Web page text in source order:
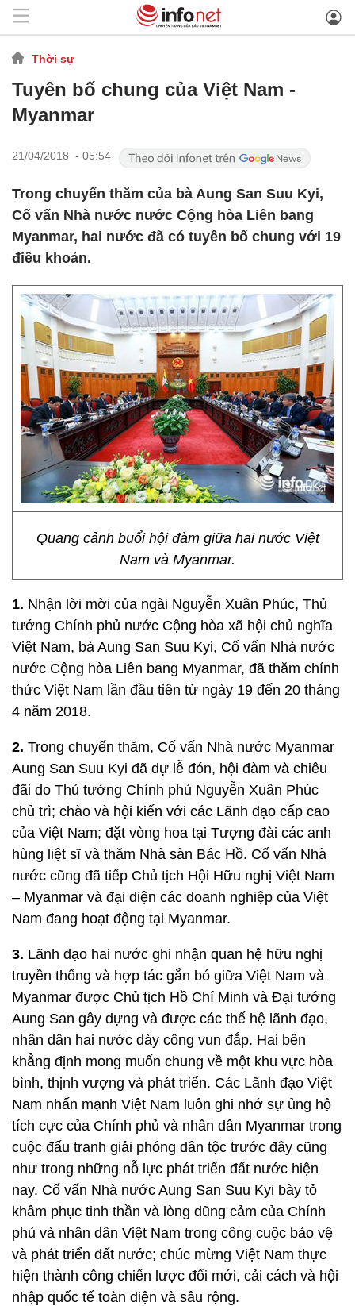
Thời sự
Tuyên bố chung của Việt Nam -
Myanmar
21/04/2018 - 05:54
Trong chuyến thăm của bà Aung San Suu Kyi,
Cố vấn Nhà nước nước Cộng hòa Liên bang
Myanmar, hai nước đã có tuyên bố chung với 19
điều khoản.
Quang cảnh buổi hội đàm giữa hai nước Việt
Nam và Myanmar.
1. Nhận lời mời của ngài Nguyễn Xuân Phúc, Thủ
tướng Chính phủ nước Cộng hòa xã hội chủ nghĩa
Việt Nam, bà Aung San Suu Kyi, Cố vấn Nhà nước
nước Cộng hòa Liên bang Myanmar, đã thăm chính
thức Việt Nam lần đầu tiên từ ngày 19 đến 20 tháng
4 năm 2018.
2. Trong chuyến thăm, Cố vấn Nhà nước Myanmar
Aung San Suu Kyi đã dự lễ đón, hội đàm và chiêu
đãi do Thủ tướng Chính phủ Nguyễn Xuân Phúc
chủ trì; chào và hội kiến với các Lãnh đạo cấp cao
của Việt Nam; đặt vòng hoa tại Tượng đài các anh
hùng liệt sĩ và thăm Nhà sàn Bác Hồ. Cố vấn Nhà
nước cũng đã tiếp Chủ tịch Hội Hữu nghị Việt Nam
– Myanmar và đại diện các doanh nghiệp của Việt
Nam đang hoạt động tại Myanmar.
3. Lãnh đạo hai nước ghi nhận quan hệ hữu nghị
truyền thống và hợp tác gắn bó giữa Việt Nam và
Myanmar được Chủ tịch Hồ Chí Minh và Đại tướng
Aung San gây dựng và được các thế hệ lãnh đạo,
nhân dân hai nước dày công vun đắp. Hai bên
khẳng định mong muốn chung về một khu vực hòa
bình, thịnh vượng và phát triển. Các Lãnh đạo Việt
Nam nhấn mạnh Việt Nam luôn ghi nhớ sự ủng hộ
tích cực của Chính phủ và nhân dân Myanmar trong
cuộc đấu tranh giải phóng dân tộc trước đây cũng
như trong những nỗ lực phát triển đất nước hiện
nay. Cố vấn Nhà nước Aung San Suu Kyi bày tỏ
khâm phục tinh thần và lòng dũng cảm của Chính
phủ và nhân dân Việt Nam trong công cuộc bảo vệ
và phát triển đất nước; chúc mừng Việt Nam thực
hiện thành công chiến lược đổi mới, cải cách và hội
nhập quốc tế toàn diện và sâu rộng.